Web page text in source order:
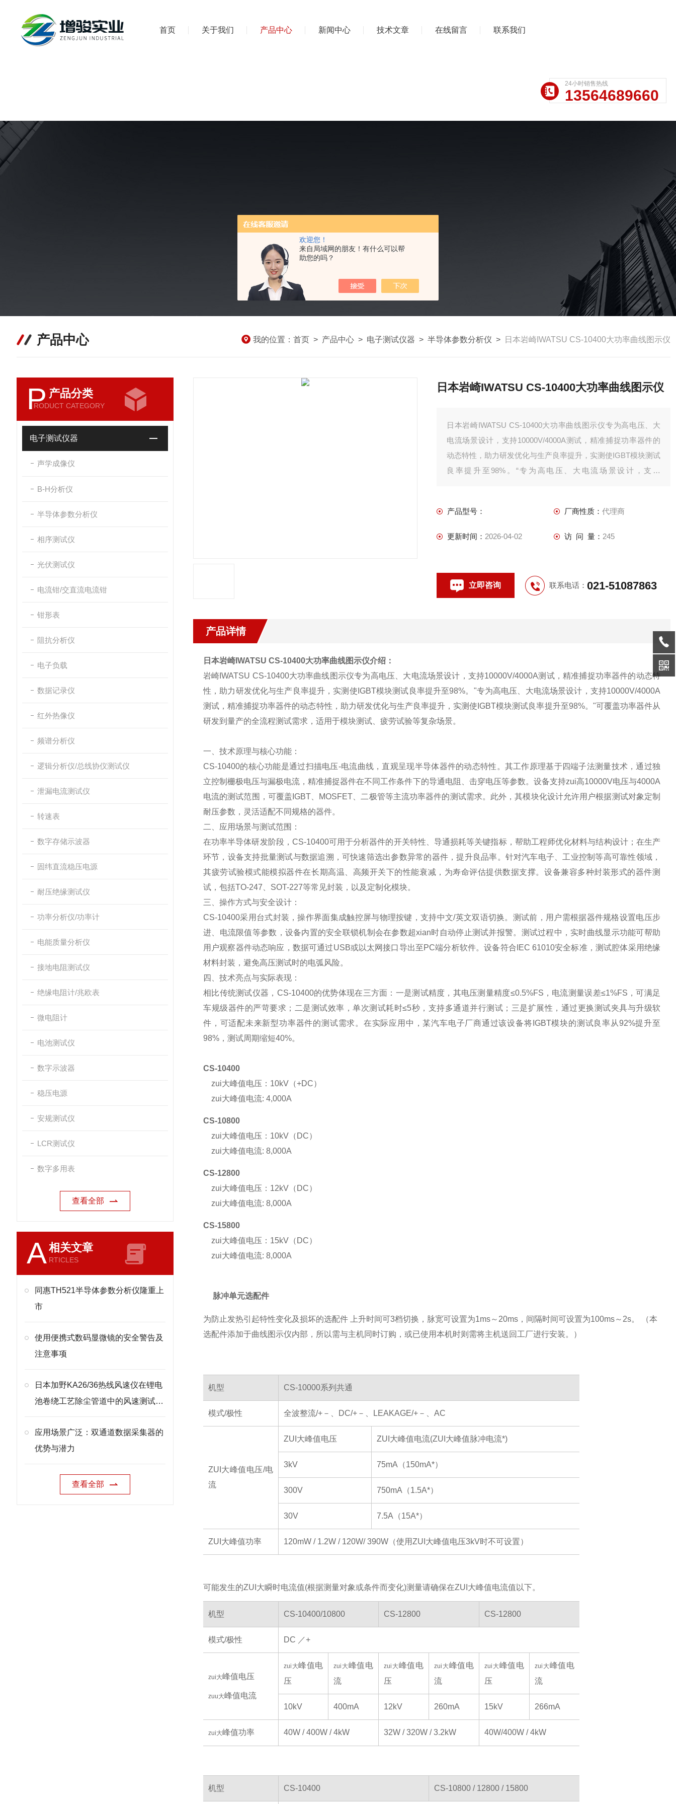
欢迎您！
来自局域网的朋友！有什么可以帮
助您的吗？
首页 关于我们 产品中心 新闻中心 技术文章 在线留言 联系我们
24小时销售热线
13564689660
产品中心 我的位置： 首页 > 产品中心 > 电子测试仪器 > 半导体参数分析仪 > 日本岩崎IWATSU CS-10400大功率曲线图示仪
P 产品分类
RODUCT CATEGORY
电子测试仪器
声学成像仪
B-H分析仪
半导体参数分析仪
相序测试仪
光伏测试仪
电流钳/交直流电流钳
钳形表
阻抗分析仪
电子负载
数据记录仪
红外热像仪
频谱分析仪
逻辑分析仪/总线协仪测试仪
泄漏电流测试仪
转速表
数字存储示波器
固纬直流稳压电源
耐压绝缘测试仪
功率分析仪/功率计
电能质量分析仪
接地电阻测试仪
绝缘电阻计/兆欧表
微电阻计
电池测试仪
数字示波器
稳压电源
安规测试仪
LCR测试仪
数字多用表
查看全部
A相关文章
RTICLES
同惠TH521半导体参数分析仪隆重上
市
使用便携式数码显微镜的安全警告及
注意事项
日本加野KA26/36热线风速仪在锂电
池卷绕工艺除尘管道中的风速测试应
应用场景广泛：双通道数据采集器的
优势与潜力
查看全部
日本岩崎IWATSU CS-10400大功率曲线图示仪
日本岩崎IWATSU CS-10400大功率曲线图示仪专为高电压、大
电流场景设计，支持10000V/4000A测试，精准捕捉功率器件的
动态特性，助力研发优化与生产良率提升，实测使IGBT模块测试
良率提升至98%。“专为高电压、大电流场景设计，支持
产品型号：
厂商性质： 代理商
更新时间： 2026-04-02 访 问 量： 245
立即咨询 联系电话： 021-51087863
产品详情
日本岩崎IWATSU CS-10400大功率曲线图示仪介绍：
岩崎IWATSU CS-10400大功率曲线图示仪专为高电压、大电流场景设计，支持10000V/4000A测试，精准捕捉功率器件的动态特
性，助力研发优化与生产良率提升，实测使IGBT模块测试良率提升至98%。"专为高电压、大电流场景设计，支持10000V/4000A
测试，精准捕捉功率器件的动态特性，助力研发优化与生产良率提升，实测使IGBT模块测试良率提升至98%。"可覆盖功率器件从
研发到量产的全流程测试需求，适用于模块测试、疲劳试验等复杂场景。
一、技术原理与核心功能：
CS-10400的核心功能是通过扫描电压-电流曲线，直观呈现半导体器件的动态特性。其工作原理基于四端子法测量技术，通过独
立控制栅极电压与漏极电流，精准捕捉器件在不同工作条件下的导通电阻、击穿电压等参数。设备支持zui高10000V电压与4000A
电流的测试范围，可覆盖 IGBT MOSFET 、二极管等主流功率器件的测试需求。此外，其模块化设计允许用户根据测试对象定制
耐压参数，灵活适配不同规格的器件。
二、应用场景与测试范围：
在功率半导体研发阶段， CS-10400可用于分析器件的开关特性、导通损耗等关键指标，帮助工程师优化材料与结构设计；在生产
环节，设备支持批量测试与数据追溯，可快速筛选出参数异常的器件，提升良品率。针对汽车电子、工业控制等高可靠性领域，
其疲劳试验模式能模拟器件在长期高温、高频开关下的性能衰减，为寿命评估提供数据支撑。设备兼容多种封装形式的器件测
试，包括TO-247 SOT-227等常见封装，以及定制化模块。
三、操作方式与安全设计：
CS-10400采用台式封装，操作界面集成触控屏与物理按键，支持中文/英文双语切换。测试前，用户需根据器件规格设置电压步
进、电流限值等参数，设备内置的安全联锁机制会在参数超xian时自动停止测试并报警。测试过程中，实时曲线显示功能可帮助
用户观察器件动态响应，数据可通过USB或以太网接口导出至PC端分析软件。设备符合 IEC 61010安全标准，测试腔体采用绝缘
材料封装，避免高压测试时的电弧风险。
四、技术亮点与实际表现：
相比传统测试仪器， CS-10400的优势体现在三方面：一是测试精度，其电压测量精度≤0.5%FS ，电流测量误差≤1%FS ，可满足
车规级器件的严苛要求；二是测试效率，单次测试耗时≤5秒，支持多通道并行测试；三是扩展性，通过更换测试夹具与升级软
件，可适配未来新型功率器件的测试需求。在实际应用中，某汽车电子厂商通过该设备将 IGBT模块的测试良率从92%提升至
98% ，测试周期缩短40%。
CS-10400
zui大峰值电压：10kV（+DC）
zui大峰值电流: 4,000A
CS-10800
zui大峰值电压：10kV（DC）
zui大峰值电流: 8,000A
CS-12800
zui大峰值电压：12kV（DC）
zui大峰值电流: 8,000A
CS-15800
zui大峰值电压：15kV（DC）
zui大峰值电流: 8,000A
脉冲单元选配件
为防止发热引起特性变化及损坏的选配件 上升时间可3档切换 ，脉宽可设置为1ms～ 20ms ， 间 隔时间可设置为100ms～ 2s。 （本
选配件添加于曲线图 示仪内部，所以需与主机同 时订购 ，或已使用本机时则 需将主机送回工厂进行安装。）
机型 CS-10000系列共通
模式/极性 全波整流/+－、DC/+－、LEAKAGE/+－、AC
ZUI大峰值电压/电
流
ZUI大峰值电压 ZUI大峰值电流(ZUI大峰值脉冲电流*)
3kV 75mA（150mA*）
300V 750mA（1.5A*）
30V 7.5A（15A*）
ZUI大峰值功率 120mW / 1.2W / 120W/ 390W（使用ZUI大峰值电压3kV时不可设置）
可能发生的ZUI大瞬时电流值(根据测量对象或条件而变化)测量请确保在ZUI大峰值电流值以下。
机型 CS-10400/10800 CS-12800 CS-12800
模式/极性 DC ／+
zui大峰值电压
zuu大峰值电流
zui大峰值电
压
zui大峰值电
流
zui大峰值电
压
zui大峰值电
流
zui大峰值电
压
zui大峰值电
流
10kV 400mA 12kV 260mA 15kV 266mA
zui大峰值功率 40W / 400W / 4kW 32W / 320W / 3.2kW 40W/400W / 4kW
机型 CS-10400 CS-10800 / 12800 / 15800